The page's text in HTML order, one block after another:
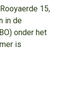
15,
in de
onder het
is